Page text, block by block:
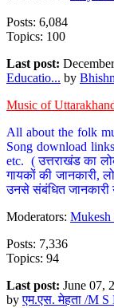
Posts: 6,084
Topics: 100
Last post:
Educatio... by
Music of
All about the folk
Song download
etc. ( उत्तराखंड का
गायकों की जानकारी,
उनसे संबंधित
Moderators: Mukesh
Posts: 7,336
Topics: 94
Last post: June 07,
byएम.एस. मेहता /M S